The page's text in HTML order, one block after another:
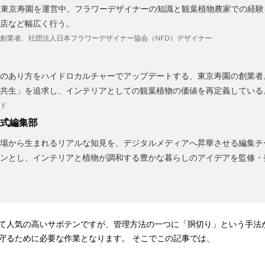
京寿園を運営中。フラワーデザイナーの知識と観葉植物農家での経
など幅広く行う。
業者、社団法人日本フラワーデザイナー協会（NFD）デザイナー
あり方をハイドロカルチャーでアップデートする、東京寿園の創業
生」を追求し、インテリアとしての観葉植物の価値を再定義している
編集部
から生まれるリアルな知見を、デジタルメディアへ昇華させる編集
とし、インテリアと植物が調和する豊かな暮らしのアイデアを監修・
人気の高いサボテンですが、管理方法の一つに「胴切り」という手
ために必要な作業となります。 そこでこの記事では、